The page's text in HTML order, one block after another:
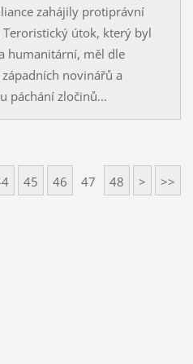
zahájily protiprávní
útok, který byl
humanitární, měl dle
novinářů a
páchání zločinů...
45 46 47 48 > >>